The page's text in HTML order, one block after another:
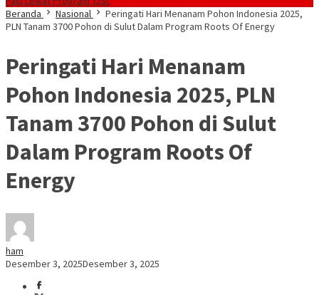
Beranda
Nasional
Peringati Hari Menanam Pohon Indonesia 2025,
PLN Tanam 3700 Pohon di Sulut Dalam Program Roots Of Energy
Peringati Hari Menanam
Pohon Indonesia 2025, PLN
Tanam 3700 Pohon di Sulut
Dalam Program Roots Of
Energy
ham
Desember 3, 2025Desember 3, 2025